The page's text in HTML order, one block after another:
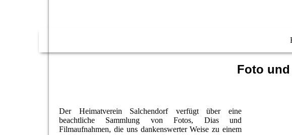
Foto
Der Heimatverein Salchendorf verfügt über eine
beachtliche Sammlung von Fotos, Dias und
Filmaufnahmen, die uns dankenswerter Weise zu einem